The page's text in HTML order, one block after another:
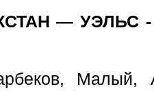
— УЭЛЬС -
Малый,